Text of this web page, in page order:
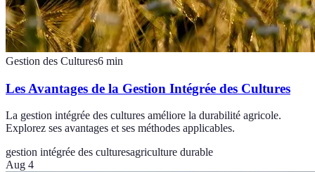
Gestion des Cultures6 min
Les Avantages de la Gestion Intégrée des Cultures
La gestion intégrée des cultures améliore la durabilité agricole.
Explorez ses avantages et ses méthodes applicables.
gestion intégrée des culturesagriculture durable
Aug 4